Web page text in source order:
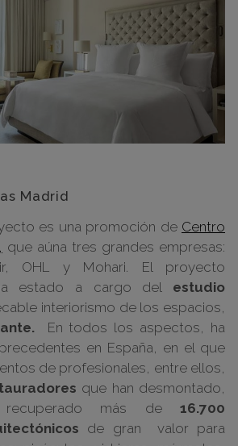
Madrid
es una promoción de Centro
que aúna tres grandes empresas:
OHL y Mohari. El proyecto
estado a cargo del estudio
interiorismo de los espacios,
En todos los aspectos, ha
en España, en el que
de profesionales, entre ellos,
que han desmontado,
más de 16.700
de gran valor para